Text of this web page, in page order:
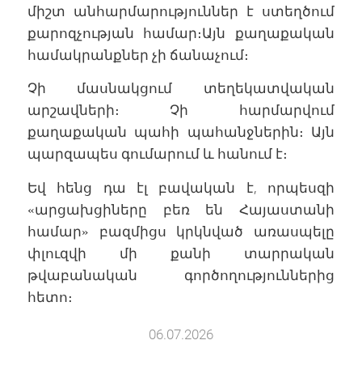
միշտ անհարմարություններ է ստեղծում
քարոզչության համար։Այն քաղաքական
համակրանքներ չի ճանաչում։
Չի մասնակցում տեղեկատվական
արշավների։ Չի հարմարվում
քաղաքական պահի պահանջներին։ Այն
պարզապես գումարում և հանում է։
Եվ հենց դա էլ բավական է, որպեսզի
«արցախցիները բեռ են Հայաստանի
համար» բազմիցս կրկնված առասպելը
փլուզվի մի քանի տարրական
թվաբանական գործողություններից
հետո։
06.07.2026